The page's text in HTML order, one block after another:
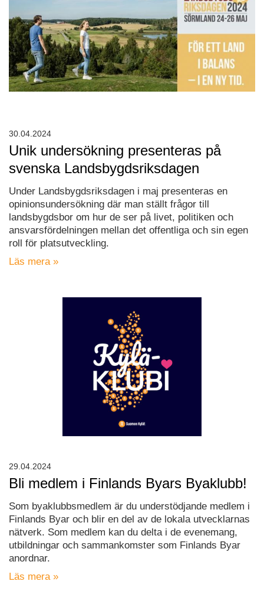
Unik undersökning presenteras på
svenska Landsbygdsriksdagen
Under Landsbygdsriksdagen i maj presenteras en
opinionsundersökning där man ställt frågor till
landsbygdsbor om hur de ser på livet, politiken och
ansvarsfördelningen mellan det offentliga och sin egen
roll för platsutveckling.
Läs mera »
30.04.2024
Bli medlem i Finlands Byars Byaklubb!
Som byaklubbsmedlem är du understödjande medlem i
Finlands Byar och blir en del av de lokala utvecklarnas
nätverk. Som medlem kan du delta i de evenemang,
utbildningar och sammankomster som Finlands Byar
anordnar.
Läs mera »
29.04.2024